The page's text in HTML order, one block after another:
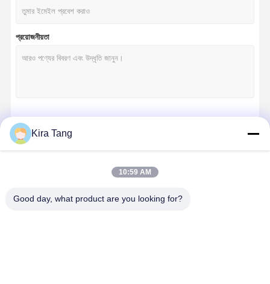
প্রয়োজনীয়তা
Kira Tang
10:59 AM
Good day, what product are you looking for?